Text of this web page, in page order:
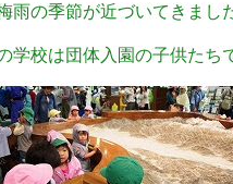
雨の季節が近づいてきまし
学校は団体入園の子供たち